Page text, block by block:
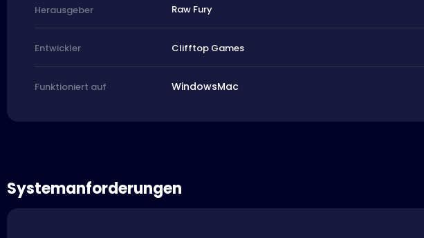
Herausgeber Raw Fury
Entwickler Clifftop Games
Funktioniert auf WindowsMac
Systemanforderungen